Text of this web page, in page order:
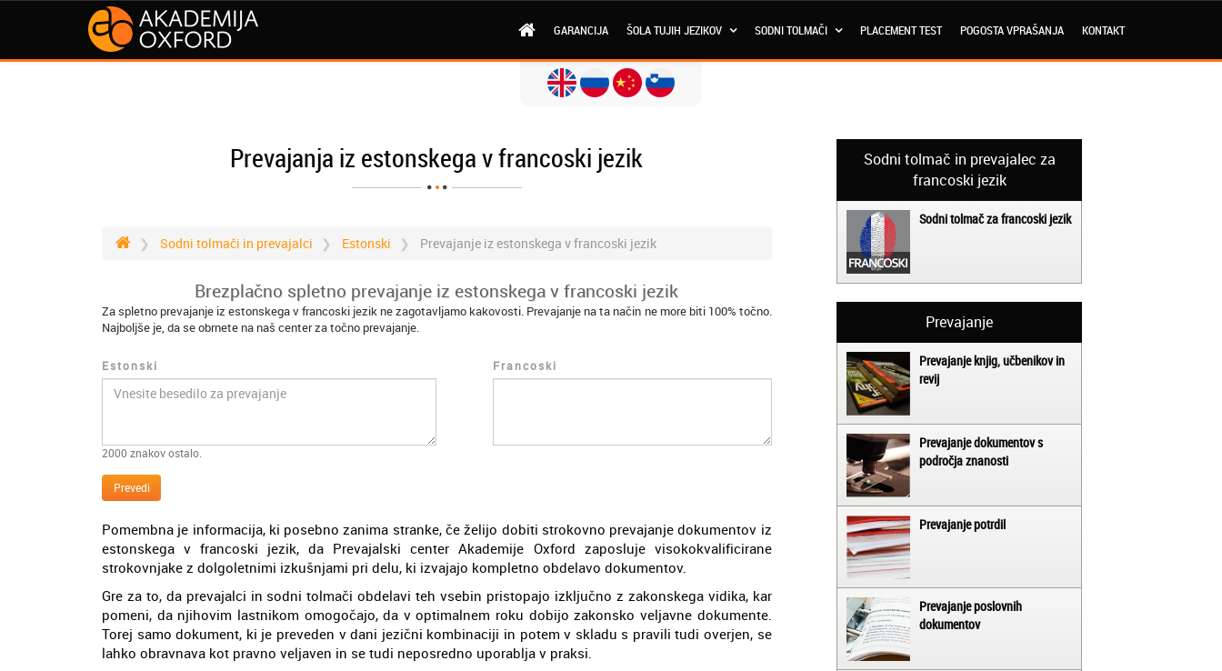
GARANCIJA ŠOLA TUJIH JEZIKOV SODNI TOLMAČI PLACEMENT TEST POGOSTA VPRAŠANJA KONTAKT
Prevajanja iz estonskega v francoski jezik
Sodni tolmači in prevajalci Estonski Prevajanje iz estonskega v francoski jezik
Brezplačno spletno prevajanje iz estonskega v francoski jezik
Za spletno prevajanje iz estonskega v francoski jezik ne zagotavljamo kakovosti. Prevajanje na ta način ne more biti 100% točno.
Najboljše je, da se obrnete na naš center za točno prevajanje.
Estonski
2000 znakov ostalo.
Francoski
Prevedi
Pomembna je informacija, ki posebno zanima stranke, če želijo dobiti strokovno prevajanje dokumentov iz
estonskega v francoski jezik, da Prevajalski center Akademije Oxford zaposluje visokokvalificirane
strokovnjake z dolgoletnimi izkušnjami pri delu, ki izvajajo kompletno obdelavo dokumentov.
Gre za to, da prevajalci in sodni tolmači obdelavi teh vsebin pristopajo izključno z zakonskega vidika, kar
pomeni, da njihovim lastnikom omogočajo, da v optimalnem roku dobijo zakonsko veljavne dokumente.
Torej samo dokument, ki je preveden v dani jezični kombinaciji in potem v skladu s pravili tudi overjen, se
lahko obravnava kot pravno veljaven in se tudi neposredno uporablja v praksi.
Sodni tolmač in prevajalec za
francoski jezik
Sodni tolmač za francoski jezik
Prevajanje
Prevajanje knjig, učbenikov in
revij
Prevajanje dokumentov s
področja znanosti
Prevajanje potrdil
Prevajanje poslovnih
dokumentov